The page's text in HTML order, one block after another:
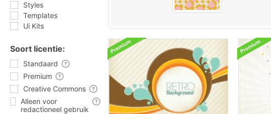
Styles
Templates
Ui Kits
Soort licentie:
Standaard
Premium
Creative Commons
Alleen voor
redactioneel gebruik